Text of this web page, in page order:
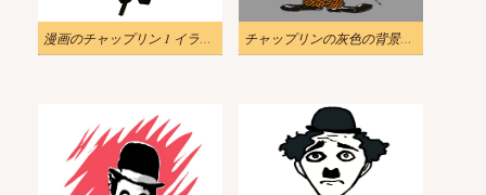
漫画のチャップリン 1 イラスト チャップリンの灰色の背景イラスト